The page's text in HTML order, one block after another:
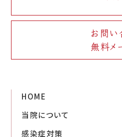
お問い
無料メ
HOME
当院について
感染症対策